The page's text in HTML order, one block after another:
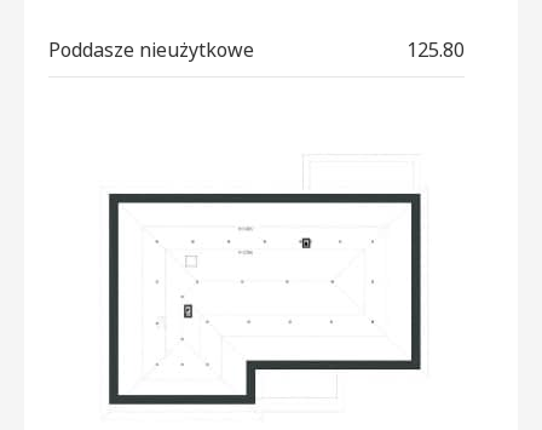
Poddasze nieużytkowe 125.80